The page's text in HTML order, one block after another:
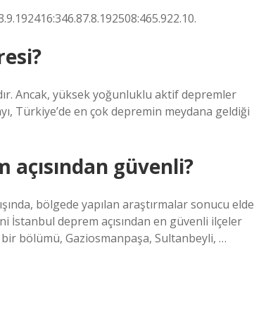
Ancak, yüksek yoğunluklu aktif depremler
Türkiye’de en çok depremin meydana geldiği
güvenli?
bölgede yapılan araştırmalar sonucu elde
deprem açısından en güvenli ilçeler
bir bölümü, Gaziosmanpaşa, Sultanbeyli, …